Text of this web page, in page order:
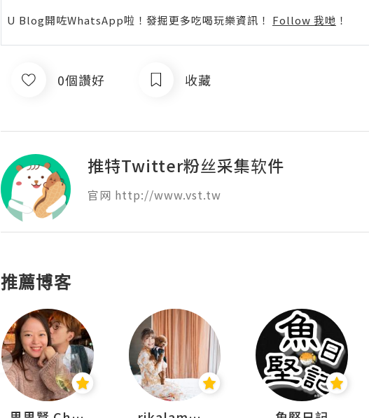
U Blog開咗WhatsApp啦！發掘更多吃喝玩樂資訊！ Follow 我哋 ！
0個讚好 收藏
推特Twitter粉丝采集软件
官网 http://www.vst.tw
推薦博客